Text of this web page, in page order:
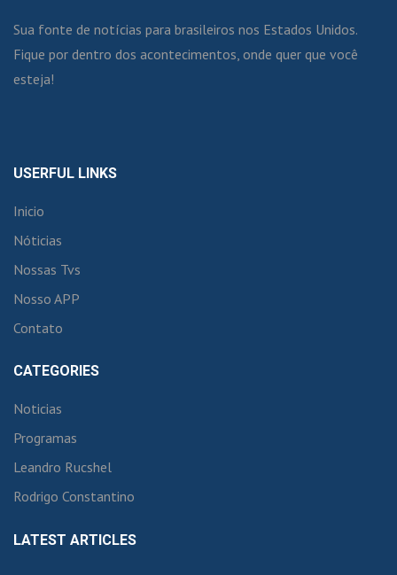
Sua fonte de notícias para brasileiros nos Estados Unidos.
Fique por dentro dos acontecimentos, onde quer que você
esteja!
USERFUL LINKS
Inicio
Nóticias
Nossas Tvs
Nosso APP
Contato
CATEGORIES
Noticias
Programas
Leandro Rucshel
Rodrigo Constantino
LATEST ARTICLES